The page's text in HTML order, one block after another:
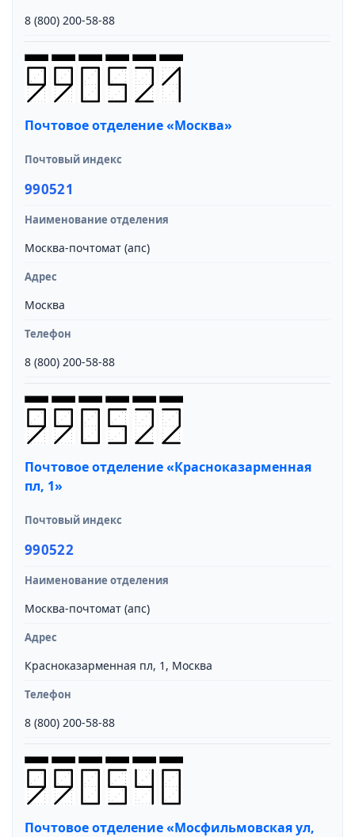
8 (800) 200-58-88
Почтовое отделение «Москва»
Почтовый индекс
990521
Наименование отделения
Москва-почтомат (апс)
Адрес
Москва
Телефон
8 (800) 200-58-88
Почтовое отделение «Красноказарменная
пл, 1»
Почтовый индекс
990522
Наименование отделения
Москва-почтомат (апс)
Адрес
Красноказарменная пл, 1, Москва
Телефон
8 (800) 200-58-88
Почтовое отделение «Мосфильмовская ул,